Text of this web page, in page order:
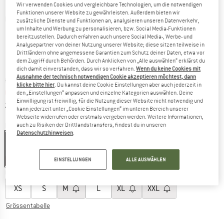
Detailansichten
Ursprünglicher Preis :
CHF107.95
Preis:
CHF80.96 inkl. MwSt., zollfreie Lieferung
zzgl. VersandkostenInformationen zu den Versandkosten. Öffnet sich in
Farbe:Mountain Sunset Multi
Grösse wählen:
XS S M L XL XXL
Grössentabelle
Wir verwenden Cookies und vergleichbare Technologien, um die notwendigen
Funktionen unserer Website zu gewährleisten. Außerdem bieten wir
zusätzliche Dienste und Funktionen an, analysieren unseren Datenverkehr,
um Inhalte und Werbung zu personalisieren, bzw. Social Media-Funktionen
bereitzustellen. Dadurch erfahren auch unsere Social Media-, Werbe- und
Analysepartner von deiner Nutzung unserer Website; diese sitzen teilweise in
Drittländern ohne angemessene Garantien zum Schutz deiner Daten, etwa vor
dem Zugriff durch Behörden. Durch Anklicken von „Alle auswählen“ erklärst du
dich damit einverstanden, dass wir so verfahren.Wenn du keine Cookies mit
Ausnahme der technisch notwendigen Cookie akzeptieren möchtest, dann
klicke bitte hier . Du kannst deine Cookie Einstellungen aber auch jederzeit in
den „Einstellungen“ anpassen und einzelne Kategorien auswählen. Deine
Einwilligung ist freiwillig, für die Nutzung dieser Website nicht notwendig und
kann jederzeit unter „Cookie Einstellungen“ im unteren Bereich unserer
Webseite widerrufen oder erstmals vergeben werden. Weitere Informationen,
auch zu Risiken der Drittlandstransfers, findest du in unseren
Datenschutzhinweisen
EINSTELLUNGEN ALLE AUSWÄHLEN